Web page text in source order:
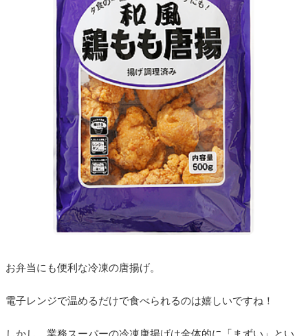
お弁当にも便利な冷凍の唐揚げ。
電子レンジで温めるだけで食べられるのは嬉しいですね！